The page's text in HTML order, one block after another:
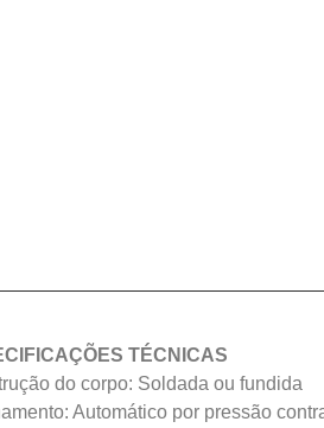
TÉCNICAS
do corpo: Soldada ou fundida
Automático por pressão